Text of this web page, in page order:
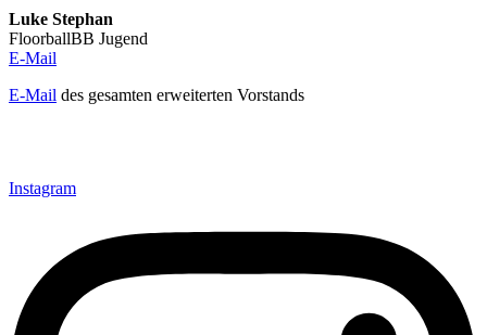
Luke Stephan
FloorballBB Jugend
E-Mail
E-Mail des gesamten erweiterten Vorstands
Instagram